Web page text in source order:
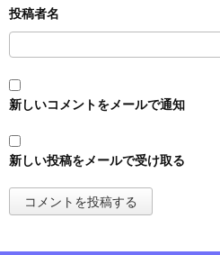
新しいコメントをメールで通知
新しい投稿をメールで受け取る